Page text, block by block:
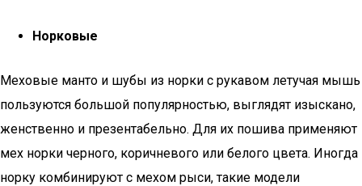
Норковые
Меховые манто и шубы из норки с рукавом летучая мышь
пользуются большой популярностью, выглядят изыскано,
женственно и презентабельно. Для их пошива применяют
мех норки черного, коричневого или белого цвета. Иногда
норку комбинируют с мехом рыси, такие модели